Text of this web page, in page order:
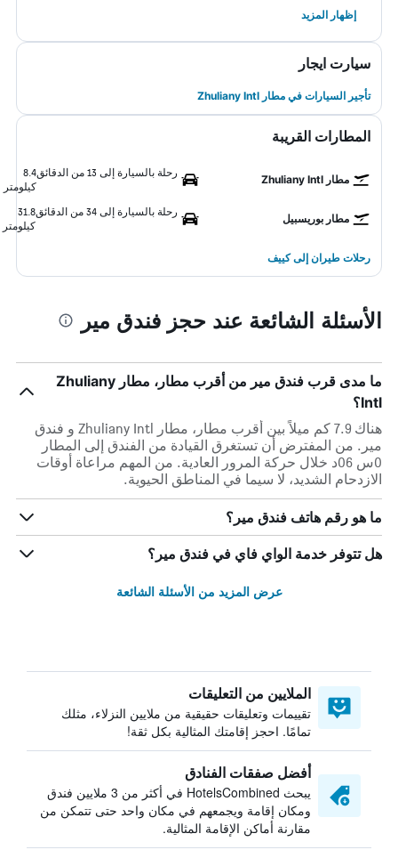
إظهار المزيد
سيارت ايجار
تأجير السيارات في مطار Zhuliany Intl
المطارات القريبة
مطار Zhuliany Intl
رحلة بالسيارة إلى 13 من الدقائق
8.4
كيلومتر
مطار بوريسبيل
رحلة بالسيارة إلى 34 من الدقائق
31.8
كيلومتر
رحلات طيران إلى كييف
الأسئلة الشائعة عند حجز فندق مير
ما مدى قرب فندق مير من أقرب مطار، مطار Zhuliany
Intl؟
هناك 7.9 كم ميلاً بين أقرب مطار، مطار Zhuliany Intl و فندق
مير. من المفترض أن تستغرق القيادة من الفندق إلى المطار
0س 06د خلال حركة المرور العادية. من المهم مراعاة أوقات
الازدحام الشديد، لا سيما في المناطق الحيوية.
ما هو رقم هاتف فندق مير؟
هل تتوفر خدمة الواي فاي في فندق مير؟
عرض المزيد من الأسئلة الشائعة
الملايين من التعليقات
تقييمات وتعليقات حقيقية من ملايين النزلاء، مثلك
تمامًا. احجز إقامتك المثالية بكل ثقة!
أفضل صفقات الفنادق
يبحث HotelsCombined في أكثر من 3 ملايين فندق
ومكان إقامة ويجمعهم في مكان واحد حتى تتمكن من
مقارنة أماكن الإقامة المثالية.